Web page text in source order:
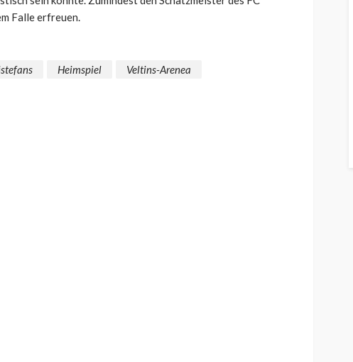
Falle erfreuen.
Heimspiel Veltins-Arenea